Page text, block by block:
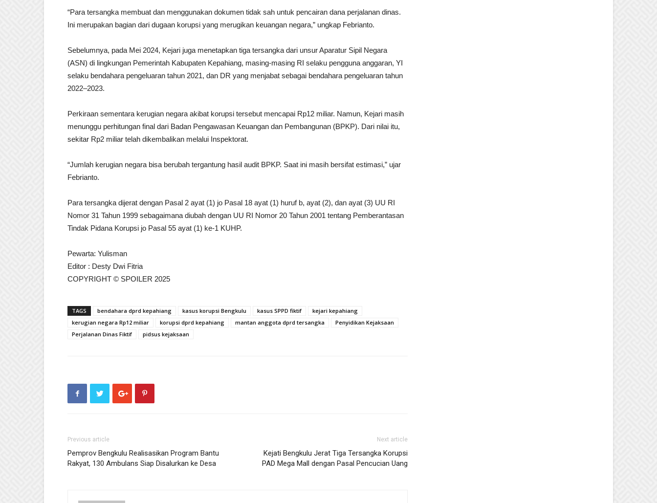
“Para tersangka membuat dan menggunakan dokumen tidak sah untuk pencairan dana perjalanan dinas.
Ini merupakan bagian dari dugaan korupsi yang merugikan keuangan negara,” ungkap Febrianto.
Sebelumnya, pada Mei 2024, Kejari juga menetapkan tiga tersangka dari unsur Aparatur Sipil Negara
(ASN) di lingkungan Pemerintah Kabupaten Kepahiang, masing-masing RI selaku pengguna anggaran, YI
selaku bendahara pengeluaran tahun 2021, dan DR yang menjabat sebagai bendahara pengeluaran tahun
2022–2023.
Perkiraan sementara kerugian negara akibat korupsi tersebut mencapai Rp12 miliar. Namun, Kejari masih
menunggu perhitungan final dari Badan Pengawasan Keuangan dan Pembangunan (BPKP). Dari nilai itu,
sekitar Rp2 miliar telah dikembalikan melalui Inspektorat.
“Jumlah kerugian negara bisa berubah tergantung hasil audit BPKP. Saat ini masih bersifat estimasi,” ujar
Febrianto.
Para tersangka dijerat dengan Pasal 2 ayat (1) jo Pasal 18 ayat (1) huruf b, ayat (2), dan ayat (3) UU RI
Nomor 31 Tahun 1999 sebagaimana diubah dengan UU RI Nomor 20 Tahun 2001 tentang Pemberantasan
Tindak Pidana Korupsi jo Pasal 55 ayat (1) ke-1 KUHP.
Pewarta: Yulisman
Editor : Desty Dwi Fitria
COPYRIGHT © SPOILER 2025
TAGS bendahara dprd kepahiang kasus korupsi Bengkulu kasus SPPD fiktif
kejari kepahiang
kerugian negara Rp12 miliar
korupsi dprd kepahiang mantan anggota dprd tersangka
Penyidikan Kejaksaan
Perjalanan Dinas Fiktif
pidsus kejaksaan
Previous article
Pemprov Bengkulu Realisasikan Program Bantu
Rakyat, 130 Ambulans Siap Disalurkan ke Desa
Next article
Kejati Bengkulu Jerat Tiga Tersangka Korupsi
PAD Mega Mall dengan Pasal Pencucian Uang